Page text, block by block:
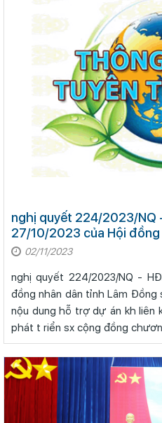
nghị quyết 224/2023/NQ
27/10/2023 của Hội
Đồng
02/11/2023
nghị quyết 224/2023/NQ -
đồng nhân dân tỉnh Lâm Đồng số 224 hdnd tỉnh quy định về
nộu dung hỗ trợ dự án kh liên